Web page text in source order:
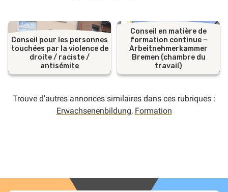
Conseil pour les personnes
touchées par la violence de
droite / raciste /
antisémite
Conseil en matière de
formation continue –
Arbeitnehmerkammer
Bremen (chambre du
travail)
Trouve d'autres annonces similaires dans ces rubriques :
Erwachsenenbildung, Formation